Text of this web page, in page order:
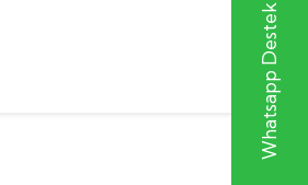
Whatsapp Destek Hattı